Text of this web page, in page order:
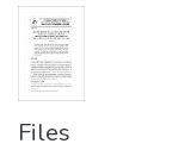
Files